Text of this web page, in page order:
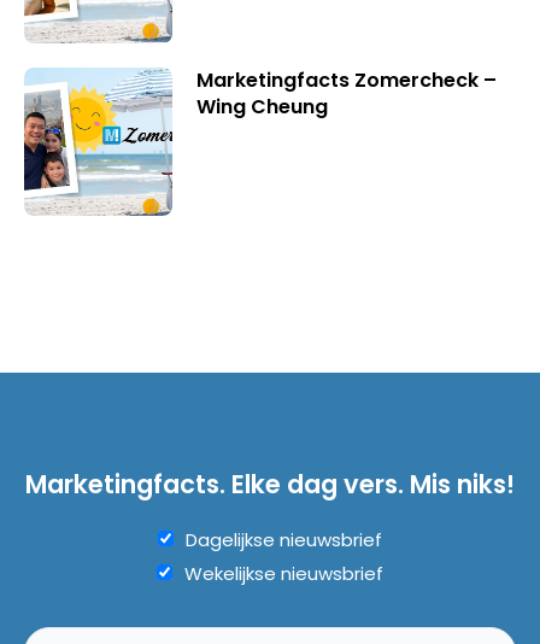
Marketingfacts Zomercheck –
Wing Cheung
Marketingfacts. Elke dag vers. Mis niks!
Dagelijkse nieuwsbrief
Wekelijkse nieuwsbrief